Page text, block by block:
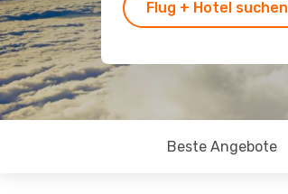
Flug + Hotel suchen
Beste Angebote